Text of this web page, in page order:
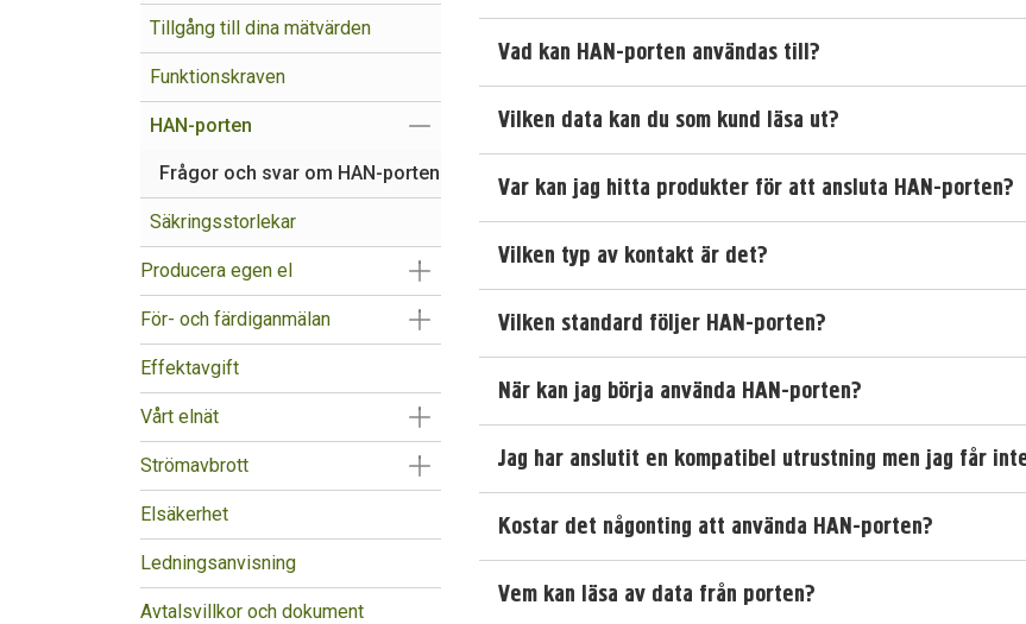
Tillgång till dina mätvärden
Funktionskraven
HAN-porten Visa/Göm undermeny
Frågor och svar om HAN-porten
Säkringsstorlekar
Producera egen el Visa/Göm undermeny
För- och färdiganmälan Visa/Göm undermeny
Effektavgift
Vårt elnät Visa/Göm undermeny
Strömavbrott Visa/Göm undermeny
Elsäkerhet
Ledningsanvisning
Avtalsvillkor och dokument
Vad kan HAN-porten användas till?
Vilken data kan du som kund läsa ut?
Var kan jag hitta produkter för att ansluta HAN-porten?
Vilken typ av kontakt är det?
Vilken standard följer HAN-porten?
När kan jag börja använda HAN-porten?
Jag har anslutit en kompatibel utrustning men jag får
Kostar det någonting att använda HAN-porten?
Vem kan läsa av data från porten?